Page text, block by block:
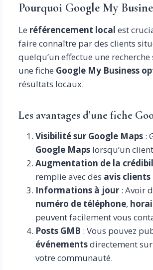
Pourquoi Google My
Le référencement local est
faire connaître par des clients
quelqu’un effectue une
une fiche Google My Business
résultats locaux.
Les avantages d’une fiche
Visibilité sur Google Maps :
Google Maps lorsqu’un
Augmentation de la
remplie avec des avis clients
Informations à jour : Avoir
numéro de téléphone,
peuvent facilement vous
Posts GMB : Vous pouvez
événementsdirectement
votre communauté.